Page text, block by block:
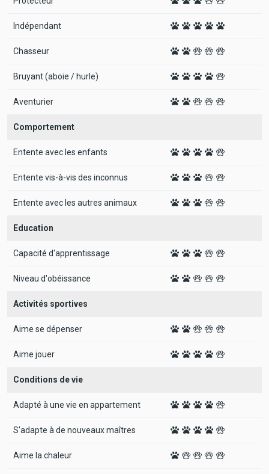
Indépendant
Chasseur
Bruyant (aboie / hurle)
Aventurier
Comportement
Entente avec les enfants
Entente vis-à-vis des inconnus
Entente avec les autres animaux
Education
Capacité d'apprentissage
Niveau d'obéissance
Activités sportives
Aime se dépenser
Aime jouer
Conditions de vie
Adapté à une vie en appartement
S'adapte à de nouveaux maîtres
Aime la chaleur